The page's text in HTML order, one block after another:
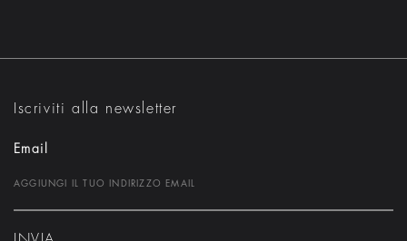
Iscriviti alla newsletter
Email